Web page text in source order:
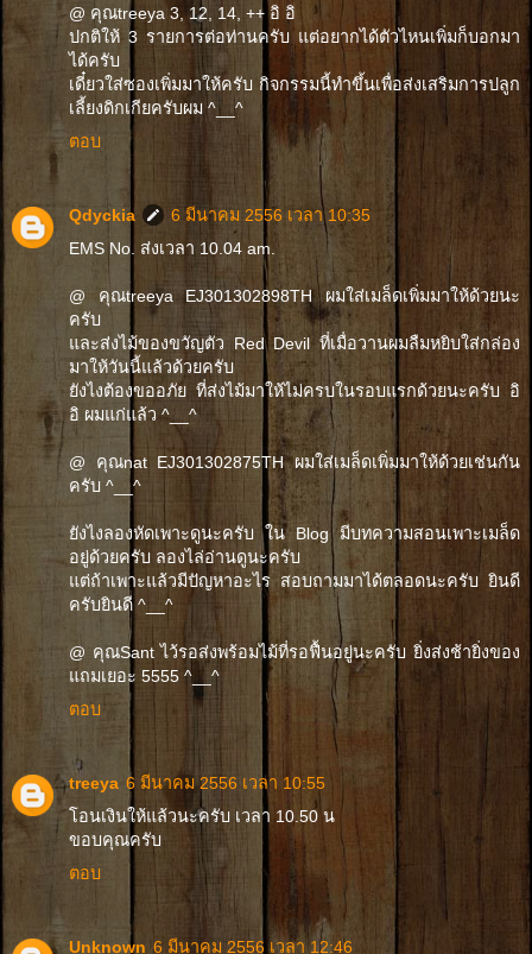
@ คุณtreeya 3, 12, 14, ++ อิ อิ
ปกติให้ 3 รายการต่อท่านครับ แต่อยากได้ตัวไหนเพิ่มก็บอกมา
ได้ครับ
เดี๋ยวใส่ซองเพิ่มมาให้ครับ กิจกรรมนี้ทำขึ้นเพื่อส่งเสริมการปลูก
เลี้ยงดิกเกียครับผม ^__^
ตอบ
Qdyckia
6 มีนาคม 2556 เวลา 10:35
EMS No. ส่งเวลา 10.04 am.
@ คุณtreeya EJ301302898TH ผมใส่เมล็ดเพิ่มมาให้ด้วยนะ
ครับ
และส่งไม้ของขวัญตัว Red Devil ที่เมื่อวานผมลืมหยิบใส่กล่อง
มาให้วันนี้แล้วด้วยครับ
ยังไงต้องขออภัย ที่ส่งไม้มาให้ไม่ครบในรอบแรกด้วยนะครับ อิ
อิ ผมแก่แล้ว ^__^
@ คุณnat EJ301302875TH ผมใส่เมล็ดเพิ่มมาให้ด้วยเช่นกัน
ครับ ^__^
ยังไงลองหัดเพาะดูนะครับ ใน Blog มีบทความสอนเพาะเมล็ด
อยู่ด้วยครับ ลองไล่อ่านดูนะครับ
แต่ถ้าเพาะแล้วมีปัญหาอะไร สอบถามมาได้ตลอดนะครับ ยินดี
ครับยินดี ^__^
@ คุณSant ไว้รอส่งพร้อมไม้ที่รอฟื้นอยู่นะครับ ยิ่งส่งช้ายิ่งของ
แถมเยอะ 5555 ^__^
ตอบ
treeya 6 มีนาคม 2556 เวลา 10:55
โอนเงินให้แล้วนะครับ เวลา 10.50 น
ขอบคุณครับ
ตอบ
Unknown 6 มีนาคม 2556 เวลา 12:46